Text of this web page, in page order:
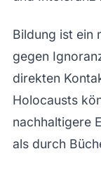
Bildung ist ein
gegen
direkten
Holocausts
nachhaltigere
als durch